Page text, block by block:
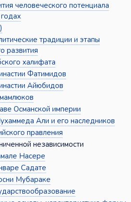
человеческого потенциала
традиции и этапы
развития
халифата
Фатимидов
Айюбидов
Османской империи
Али и его наследников
правления
независимости
Насере
Садате
Мубараке